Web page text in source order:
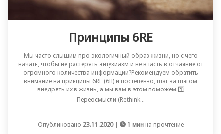
Принципы 6RE
Мы часто слышим про экологичный образ жизни, но с чего
начать, чтобы не растерять энтузиазм и не впасть в отчаяние от
огромного количества информации?Рекомендуем обратить
внимание на принципы 6RE (6П) и постепенно, шаг за шагом
внедрять их в жизнь, а мы вам в этом поможем.1️⃣
Переосмысли (Rethink...
Опубликовано 23.11.2020 | 1 минна прочтение